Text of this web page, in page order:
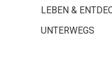
LEBEN &
UNTERWEGS